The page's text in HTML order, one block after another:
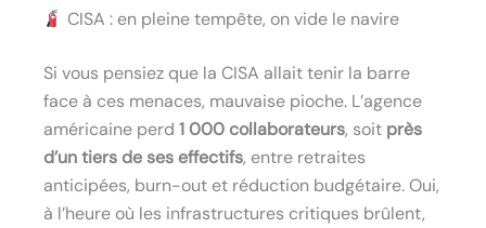
CISA : en pleine tempête, on vide le navire
Si vous pensiez que la CISA allait tenir la barre
face à ces menaces, mauvaise pioche. L’agence
américaine perd 1 000 collaborateurs, soit près
d’un tiers de ses effectifs, entre retraites
anticipées, burn-out et réduction budgétaire. Oui,
à l’heure où les infrastructures critiques brûlent,